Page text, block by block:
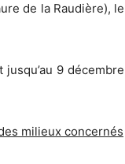
de la Raudière), le
9 décembre
milieux concernés